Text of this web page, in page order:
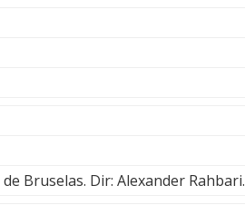
Bruselas. Dir: Alexander Rahbari.